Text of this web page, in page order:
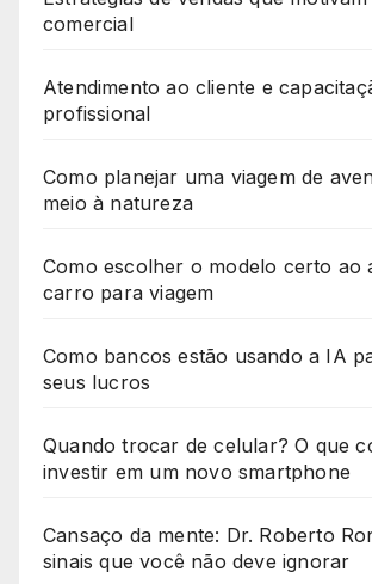
comercial
Atendimento ao cliente e
profissional
Como planejar uma viagem de
meio à natureza
Como escolher o modelo certo ao
carro para viagem
Como bancos estão usando a IA
seus lucros
Quando trocar de celular? O que
investir em um novo smartphone
Cansaço da mente: Dr. Roberto
sinais que você não deve ignorar